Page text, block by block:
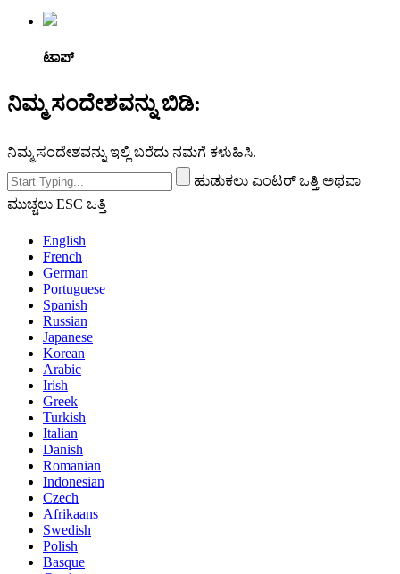
ಟಾಪ್
ನಿಮ್ಮ ಸಂದೇಶವನ್ನು ಬಿಡಿ:
ನಿಮ್ಮ ಸಂದೇಶವನ್ನು ಇಲ್ಲಿ ಬರೆದು ನಮಗೆ ಕಳುಹಿಸಿ.
ಹುಡುಕಲು ಎಂಟರ್ ಒತ್ತಿ ಅಥವಾ
ಮುಚ್ಚಲು ESC ಒತ್ತಿ
English
French
German
Portuguese
Spanish
Russian
Japanese
Korean
Arabic
Irish
Greek
Turkish
Italian
Danish
Romanian
Indonesian
Czech
Afrikaans
Swedish
Polish
Basque